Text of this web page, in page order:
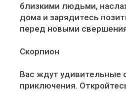
близкими людьми,
дома и зарядитесь
перед новыми
Скорпион
Вас ждут удивительные
приключения.